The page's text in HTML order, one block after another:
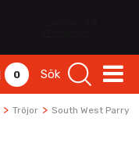
0 Sök
> Tröjor > South West Parry